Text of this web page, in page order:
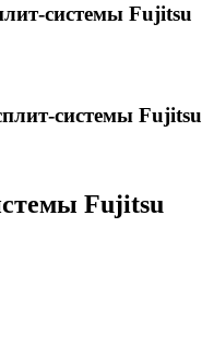
системы Fujitsu
системы Fujitsu
Fujitsu